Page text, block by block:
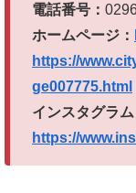
電話番号：
ホームページ：
https://
ge007775.html
インスタグラム
https://